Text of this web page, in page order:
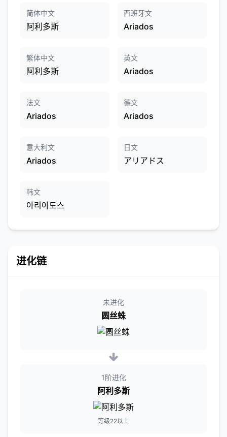
简体中文
阿利多斯
西班牙文
Ariados
繁体中文
阿利多斯
英文
Ariados
法文
Ariados
德文
Ariados
意大利文
Ariados
日文
アリアドス
韩文
아리아도스
进化链
未进化
圆丝蛛
1阶进化
阿利多斯
等级22以上